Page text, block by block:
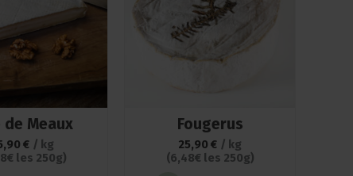
de Meaux
€ / kg
les 250g)
Fougerus
25,90€ / kg
(6,48€ les 250g)